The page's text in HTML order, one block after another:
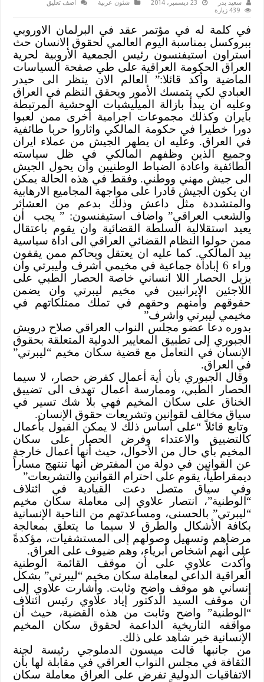
سعيد بدر 23 ديسمبر، 2014 شئون عربية
اضف تعليق
439 زيارة
في كلمة له في مؤتمر عقد في البرلمان الاوروبي
ببروكسل بمناسبة اليوم العالمي لحقوق الانسان حث
استراون استيفنسون رئيس الجمعية الأروبية لحرية
العراق الحكومة العراقية على طي صفحة السياسات
الماضية وأكد قائلا:” العالم الان ينظر الى حيدر
العبادي لكي يتمسك الأمور ويحقق النظم في العراق
وعليه ان يبدأ بازالة الميليشيات الوحشية المرتبطة
بايران وكذلك مجموعات اجرامية أخرى ممن لعبوا
دورا خطيرا في حكومة المالكي واثاروا حربا طائفية
في العراق. وعليه ان يطهر الجيش من عملاء ايران
وجميع الذين وظفهم المالكي في ظل سياسته
الطائفية واعادة الضباط الوطنيين وأن يحول الجيش
الى جيش مهني ووطني. وفقط في هذه الحالة يمكن
ان يكون الجيش قادرا على مواجهة المجاميع الارهابية
والمتشددة مثل داعش وذلك بدعم من العشائر
والشعب العراقي” واضاف استيفنسون: ” يجب أن
يعيد استقلالية السلطة القضائية وان يقوم باعتقال
ممن حولوا النظام القضائي العراقي الى اداة سياسية
بيد المالكي. كما عليه ان يعتقل ويحاكم ممن يقفون
وراء 6 إباداة جماعية في مخيمي اشرف وليبرتي وان
يزيل الحصار اللا انساني خاصة الحصار الطبي على
اللاجئين الايرانيين في مخيم ليبرتي وان يضمن
حقوقهم وأمنهم وحقهم في تملك ممتلكاتهم في
مخيمي ليبرتي واشرف”
بدوره دعا عضو مجلس النواب العراقي صلاح درويش
الجبوري إلى تطبيق المعايير الدولية المتعلقة بحقوق
الإنسان في التعامل مع قضية سكان مخيم “ليبرتي”
في العراق.
وقال الجبوري بأن أية أعمال كفرض حصار، لا سيما
الحصار الطبي، وممارسة أعمال تهدف الى تضييق
الخناق على سكان المخيم فهي بلا شك تسير في
سياق مخالف لقوانين وتشريعات حقوق الإنسان.
وتابع قائلاً “على أساس ذلك لا يمكن القبول بأعمال
كالتضييق والاعتداء وفرض الحصار على سكان
المخيم بأي حال من الأحوال، حيث أنها أعمال خارجة
عن القوانين في دولة من المفترض أنها تنتهج مساراً
ديمقراطياً، يقوم على احترام القوانين والتشريعات”
وفي سياق متصل دعت القيادية في ائتلاف
“الوطنية”، انتصار علاوي إلى معاملة سكان مخيم
“ليبرتي” بالحسنى، ومساعدتهم من الناحية الإنسانية
بكافة الأشكال والطرق لا سيما ما يتعلق بمعالجة
مرضاهم وتسهيل وصولهم إلى المستشفيات، مؤكدةً
على أنهم أشخاص أبرياء، وهم ضيوف على العراق.
وأكدت علاوي على أن موقف القائمة الوطنية
العراقية الداعي لمعاملة سكان مخيم “ليبرتي” بشكل
إنساني هو موقف واضح وثابت. وأشارت علاوي إلى
أن موقف السيد الدكتور إياد علاوي رئيس ائتلاف
“الوطنية” واضح وثابت من هذه القضية، حيث أن
مواقفه التاريخية الداعمة لحقوق سكان المخيم
الإنسانية خير شاهد على ذلك.
من جانبها قالت ميسون الدملوجي رئيسة لجنة
الثقافة في مجلس النواب العراقي في مقابلة لها بأن
الاتفاقيات الدولية تفرض على العراق معاملة سكان